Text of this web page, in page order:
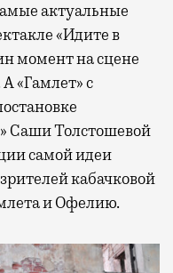
актуальные
«Идите в
момент на сцене
«Гамлет» с
Саши Толстошевой
самой идеи
кабачковой
и Офелию.